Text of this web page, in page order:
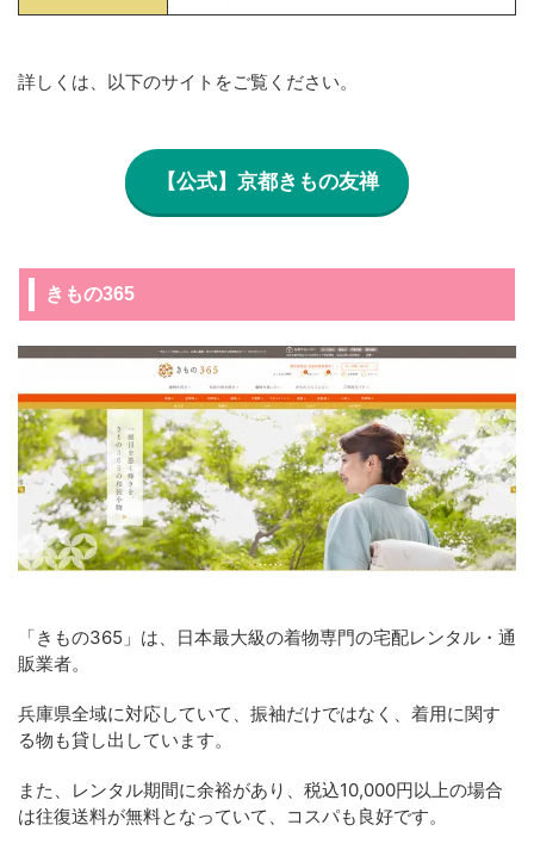
詳しくは、以下のサイトをご覧ください。
【公式】京都きもの友禅
きもの365
「きもの365」は、日本最大級の着物専門の宅配レンタル・通
販業者。
兵庫県全域に対応していて、振袖だけではなく、着用に関す
る物も貸し出しています。
また、レンタル期間に余裕があり、税込10,000円以上の場合
は往復送料が無料となっていて、コスパも良好です。